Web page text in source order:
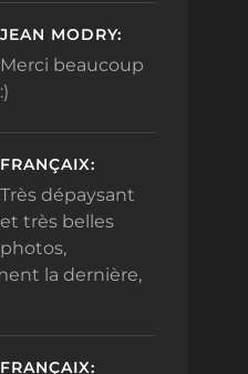
JEAN MODRY:
Merci beaucoup
:)
FRANÇAIX:
Très dépaysant
et très belles
photos,
la dernière,
FRANÇAIX: